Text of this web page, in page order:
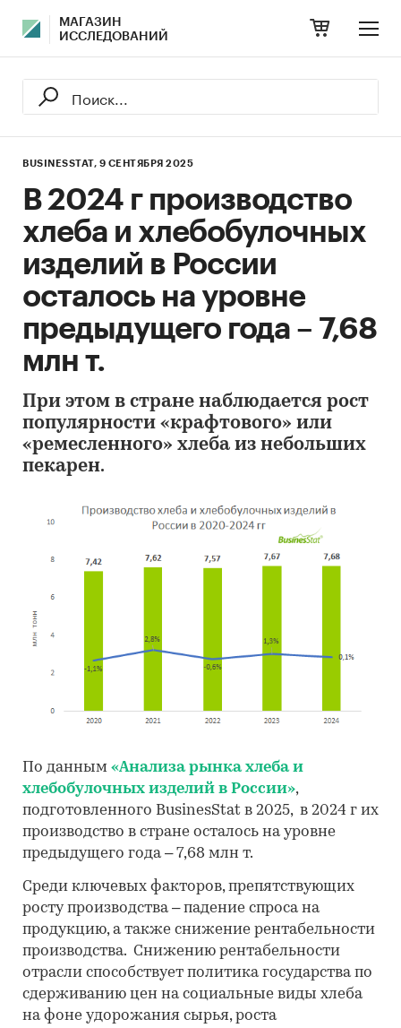
МАГАЗИН
ИССЛЕДОВАНИЙ
BUSINESSTAT, 9 СЕНТЯБРЯ 2025
В 2024 г производство
хлеба и хлебобулочных
изделий в России
осталось на уровне
предыдущего года – 7,68
млн т.
При этом в стране наблюдается рост
популярности «крафтового» или
«ремесленного» хлеба из небольших
пекарен.
По данным «Анализа рынка хлеба и
хлебобулочных изделий в России»,
подготовленного BusinesStat в 2025, в 2024 г их
производство в стране осталось на уровне
предыдущего года – 7,68 млн т.
Среди ключевых факторов, препятствующих
росту производства – падение спроса на
продукцию, а также снижение рентабельности
производства. Снижению рентабельности
отрасли способствует политика государства по
сдерживанию цен на социальные виды хлеба
на фоне удорожания сырья, роста